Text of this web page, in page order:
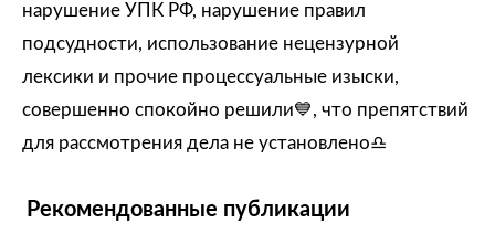
нарушение УПК РФ, нарушение правил
подсудности, использование нецензурной
лексики и прочие процессуальные изыски,
совершенно спокойно решили💙, что препятствий
для рассмотрения дела не установлено♎️
Рекомендованные публикации